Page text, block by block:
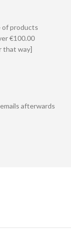
of products
€100.00
that way]
afterwards